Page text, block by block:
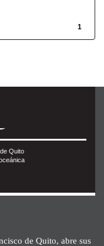
1
Quito
de Quito, abre sus